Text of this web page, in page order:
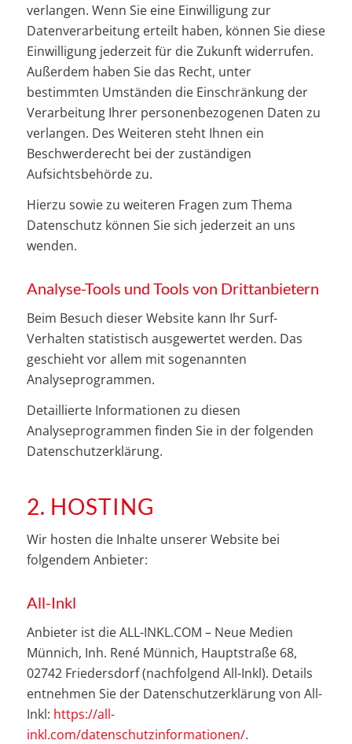
verlangen. Wenn Sie eine Einwilligung zur
Datenverarbeitung erteilt haben, können Sie diese
Einwilligung jederzeit für die Zukunft widerrufen.
Außerdem haben Sie das Recht, unter
bestimmten Umständen die Einschränkung der
Verarbeitung Ihrer personenbezogenen Daten zu
verlangen. Des Weiteren steht Ihnen ein
Beschwerderecht bei der zuständigen
Aufsichtsbehörde zu.
Hierzu sowie zu weiteren Fragen zum Thema
Datenschutz können Sie sich jederzeit an uns
wenden.
Analyse-Tools und Tools von Dritt­anbietern
Beim Besuch dieser Website kann Ihr Surf-
Verhalten statistisch ausgewertet werden. Das
geschieht vor allem mit sogenannten
Analyseprogrammen.
Detaillierte Informationen zu diesen
Analyseprogrammen finden Sie in der folgenden
Datenschutzerklärung.
2. HOSTING
Wir hosten die Inhalte unserer Website bei
folgendem Anbieter:
All-Inkl
Anbieter ist die ALL-INKL.COM – Neue Medien
Münnich, Inh. René Münnich, Hauptstraße 68,
02742 Friedersdorf (nachfolgend All-Inkl). Details
entnehmen Sie der Datenschutzerklärung von All-
Inkl: https://all-
inkl.com/datenschutzinformationen/.